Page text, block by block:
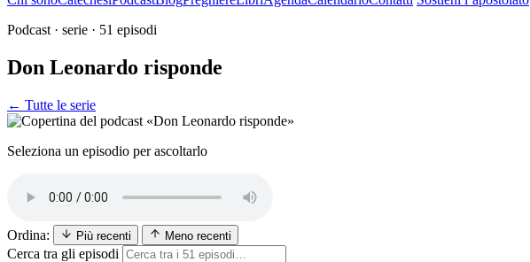
Podcast · serie · 51 episodi
Don Leonardo risponde
← Tutte le serie
Seleziona un episodio per ascoltarlo
Ordina: Più recenti Meno recenti
Cerca tra gli episodi